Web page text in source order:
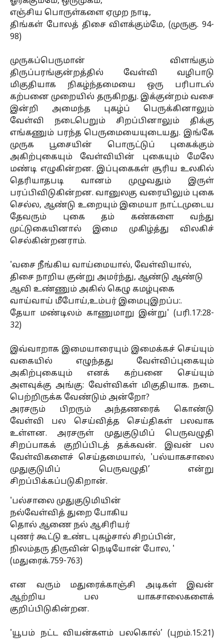
எஞ்சிய பொருள்களை ஏமுற நாடி,
திங்கள் போலத் திசை விளக்கும்மே, (முருகு. 94-
98)
முருகப்பெருமான் விளங்கும்
திருப்பரங்குன்றத்தில் வேள்வி வழிபாடு
மிகுதியாக நிகழ்ந்தமையை ஒரு பரிபாடல்
கற்பனை முறையில் தருகிறது. இக்குன்றம் வசை
இன்றி அமைந்த புகழ்ப் பெருக்கினாலும்
வேள்வி நடைபெறும் சிறப்பினாலும் திக்கு
எங்கணும் பரந்த பெருமையையுடையது. இங்கே
முருக பூசையின் பொருட்டுப் புகைக்கும்
அகிற்புகையும் வேள்வியின் புகையும் மேலே
மண்டி எழுகின்றன. இப்புகைகள் சூரிய உலகில்
தெரியாதபடி வானம் முழுவதும் இருள்
பரப்பிவிடுகின்றன. வானுலகு வரையிலும் புகை
செல்ல, ஆண்டு உறையும் இமையா நாட்டமுடைய
தேவரும் புகை தம் கண்களை வந்து
முட்டுகையினால் இமை முகிழ்த்து விலகிச்
செல்கின்றனராம்.
'வசை நீங்கிய வாய்மையால், வேள்வியால்,
திசை நாறிய குன்று அமர்ந்து, ஆண்டு ஆண்டு
ஆவி உண்ணும் அகில் கெழு கமழ்புகை
வாய்வாய் மீபோய்,உம்பர் இமைபுஇறப்ப:.
தேயா மண்டிலம் காணுமாறு இன்று' (பரி.17:28-
32)
இவ்வாறாக இமையாரையும் இமைக்கச் செய்யும்
வகையில் எழுந்தது வேள்விப்புகையும்
அகிற்புகையும் எனக் கற்பனை செய்யும்
அளவுக்கு அங்கு: வேள்விகள் மிகுதியாக. நடை
பெற்றிருக்க வேண்டும் அன்றோ?
அரசரும் பிறரும் அந்தணரைக் கொண்டு
வேள்வி பல செய்வித்த செய்திகள் பலவாக
உள்ளன. அரசருள் முதுகுடுமிப் பெருவழுதி
சிறப்பாகக் குறிப்பிடத் தக்கவன். இவன் பல
வேள்விகளைச் செய்தமையால், 'பல்யாகசாலை
முதுகுடுமிப் பெருவழுதி’ என்று
சிறப்பிக்கப்படுகிறான்.
'பல்சாலை முதுகுடுமியின்
நல்வேள்வித் துறை போகிய
தொல் ஆணை நல் ஆசிரியர்
புணர் கூட்டு உண்ட புகழ்சால் சிறப்பின்,
நிலம்தரு திருவின் நெடியோன் போல, '
(மதுரைக்.759-763)
என வரும் மதுரைக்காஞ்சி அடிகள் இவன்
ஆற்றிய பல யாகசாலைகளைக்
குறிப்பிடுகின்றன.
'யூபம் நட்ட வியன்களம் பலகொல்’ (புறம்.15:21)